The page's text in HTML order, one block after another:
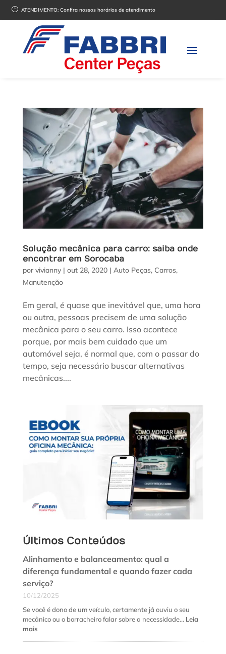
} ATENDIMENTO:Confira nossos horários de atendimento
Solução mecânica para carro: saiba onde
encontrar em Sorocaba
por vivianny| out 28, 2020| Auto Peças, Carros,
Manutenção
Em geral, é quase que inevitável que, uma hora
ou outra, pessoas precisem de uma solução
mecânica para o seu carro. Isso acontece
porque, por mais bem cuidado que um
automóvel seja, é normal que, com o passar do
tempo, seja necessário buscar alternativas
mecânicas....
Últimos Conteúdos
Alinhamento e balanceamento: qual a
diferença fundamental e quando fazer cada
serviço?
10/12/2025
Se você é dono de um veículo, certamente já ouviu o seu
mecânico ou o borracheiro falar sobre a necessidade… Leia
mais: